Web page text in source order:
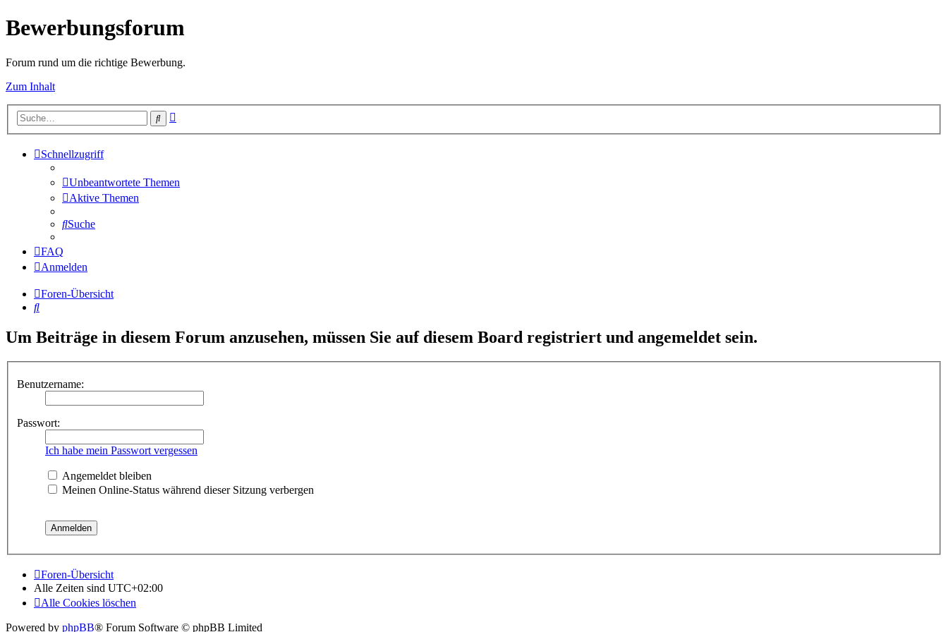
Bewerbungsforum
Forum rund um die richtige Bewerbung.
Zum Inhalt
Suche
Schnellzugriff
Unbeantwortete Themen
Aktive Themen
Suche
FAQ
Anmelden
Foren-Übersicht
Suche
Um Beiträge in diesem Forum anzusehen, müssen Sie auf diesem Board registriert und angemeldet sein.
Benutzername:
Passwort:
Ich habe mein Passwort vergessen
Angemeldet bleiben
Meinen Online-Status während dieser Sitzung verbergen
Foren-Übersicht
Alle Zeiten sind UTC+02:00
Alle Cookies löschen
Powered by phpBB® Forum Software © phpBB Limited